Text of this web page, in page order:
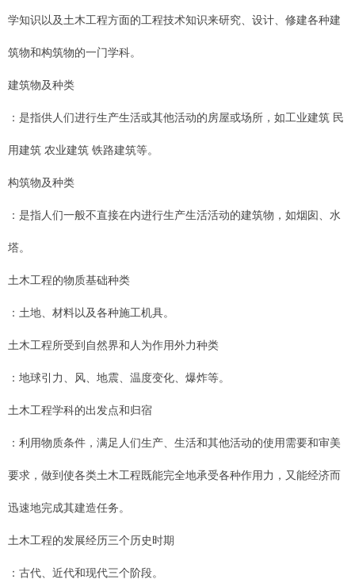
学知识以及土木工程方面的工程技术知识来研究、设计、修建各种建
筑物和构筑物的一门学科。
建筑物及种类
：是指供人们进行生产生活或其他活动的房屋或场所，如工业建筑 民
用建筑 农业建筑 铁路建筑等。
构筑物及种类
：是指人们一般不直接在内进行生产生活活动的建筑物，如烟囱、水
塔。
土木工程的物质基础种类
：土地、材料以及各种施工机具。
土木工程所受到自然界和人为作用外力种类
：地球引力、风、地震、温度变化、爆炸等。
土木工程学科的出发点和归宿
：利用物质条件，满足人们生产、生活和其他活动的使用需要和审美
要求，做到使各类土木工程既能完全地承受各种作用力，又能经济而
迅速地完成其建造任务。
土木工程的发展经历三个历史时期
：古代、近代和现代三个阶段。